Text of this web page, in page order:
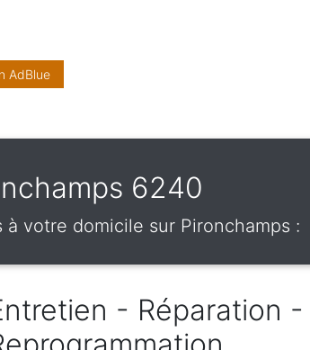
AdBlue
6240
votre domicile sur Pironchamps :
- Réparation -